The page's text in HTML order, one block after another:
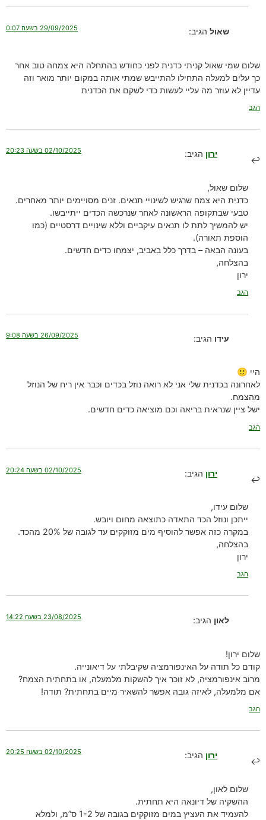
שאול הגיב: 29/09/2025 בשעה 0:07
שלום שמי שאול קניתי כדנית לפני כחודש בהתחלה היא צמחה טוב אחר
כך עלים למעלה התחילו להתייבש שמתי אותה במקום יותר מואר וזה
עדיין לא עוזר מה עליי לעשות כדי לשקם את הכדנית
הגב
ירון הגיב: 02/10/2025 בשעה 20:23
שלום שאול,
כדנית היא צמח שרגיש לשינויי תנאים. זנים מסויימים יותר מאחרים.
טבעי שבתקופה הראשונה לאחר שנרכשה הכדים ייתייבשו.
יש להמשיך לתת לו תנאים עיקביים וללא שינויים דרסטיים (כמו
הוספת תאורה).
בעונה הבאה – בדרך כלל באביב, יצמחו כדים חדשים.
בהצלחה,
ירון
הגב
עידו הגיב: 26/09/2025 בשעה 9:08
היי 🙂
לאחרונה בכדנית שלי אני לא רואה נוזל בכדים וכבר אין ריח של הנוזל
מהצמח.
ישל ציין שנראית בריאה וכם מוציאה כדים חדשים.
הגב
ירון הגיב: 02/10/2025 בשעה 20:24
שלום עידו,
ייתכן ונוזל הכד התאדה כתוצאה מחום ויובש.
במקרה כזה אפשר להוסיף מים מזוקקים עד לגובה של 20% מהכד.
בהצלחה,
ירון
הגב
לאון הגיב: 23/08/2025 בשעה 14:22
שלום ירון!
קודם כל תודה על האינפורמציה שקיבלתי על דיאונייה.
מרוב אינפורמציה, לא זוכר איך להשקות מלמעלה, או בתחתית הצמח?
אם מלמעלה, לאיזה גובה אפשר להשאיר מיים בתחתית? תודה!
הגב
ירון הגיב: 02/10/2025 בשעה 20:25
שלום לאון,
ההשקיה של דיונאה היא תחתית.
להעמיד את העציץ במים מזוקקים בגובה של 1-2 ס”מ, ולמלא